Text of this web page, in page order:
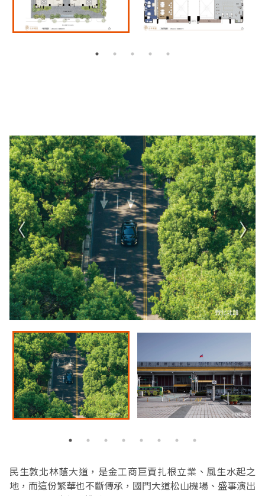
民生敦北林蔭大道，是金工商巨賈扎根立業、風生水起之
地，而這份繁華也不斷傳承，國門大道松山機場、盛事演出